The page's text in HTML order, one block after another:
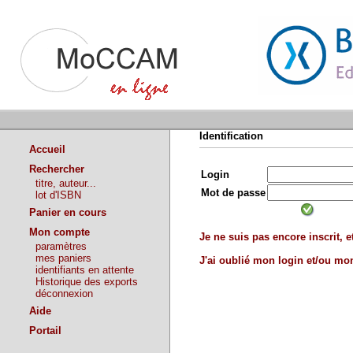
Accueil
Rechercher
titre, auteur...
lot d'ISBN
Panier en cours
Mon compte
paramètres
mes paniers
identifiants en attente
Historique des exports
déconnexion
Aide
Portail
Identification
Login
Mot de passe
Je ne suis pas encore inscrit,
J'ai oublié mon login et/ou